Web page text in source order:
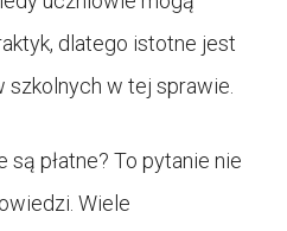
dlatego istotne jest
szkolnych w tej sprawie.
płatne? To pytanie nie
Wiele